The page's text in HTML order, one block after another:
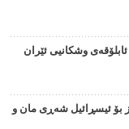
وشکانیی ئێران
ئیسڕائیل شەڕی مان و